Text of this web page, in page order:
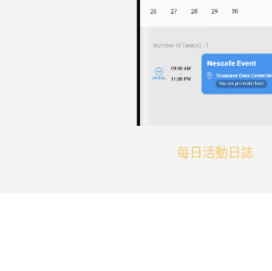
每日活動日誌